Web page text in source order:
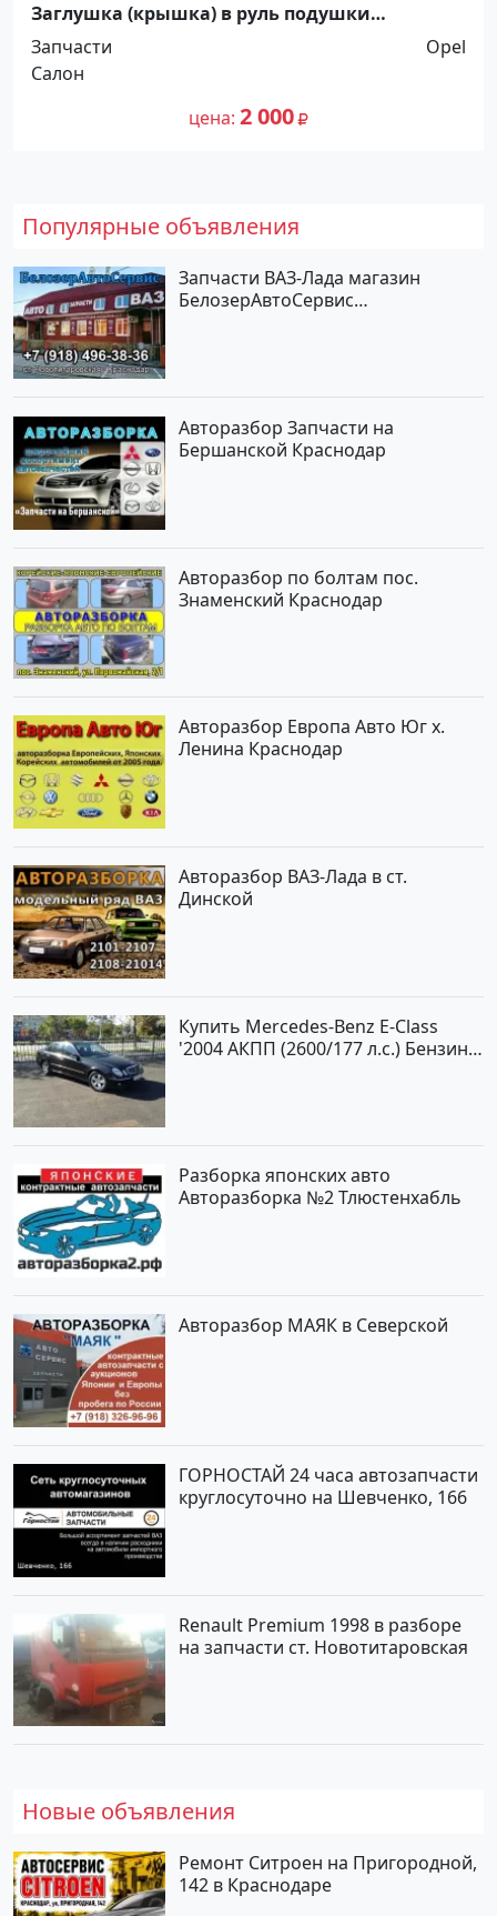
Заглушка (крышка) в руль подушки
безопасности OPEL Краснодар
Запчасти
Opel
Салон
цена 2 000
Популярные объявления
Запчасти ВАЗ-Лада магазин
БелозерАвтоСервис
Авторазбор Запчасти на
Бершанской Краснодар
Авторазбор по болтам пос.
Знаменский Краснодар
Авторазбор Европа Авто Юг х.
Ленина Краснодар
Авторазбор ВАЗ-Лада в ст.
Динской
Купить Mercedes-Benz E-Class
'2004 АКПП (2600/177 л.с.) Бензин
Разборка японских авто
Авторазборка №2 Тлюстенхабль
Авторазбор МАЯК в Северской
ГОРНОСТАЙ 24 часа автозапчасти
круглосуточно на Шевченко, 166
Renault Premium 1998 в разборе
на запчасти ст. Новотитаровская
Новые объявления
Ремонт Ситроен на Пригородной,
142 в Краснодаре